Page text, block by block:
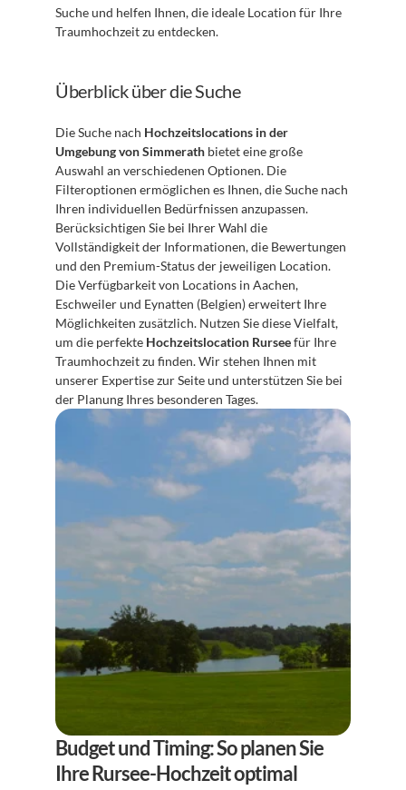
Suche und helfen Ihnen, die ideale Location für Ihre
Traumhochzeit zu entdecken.
Überblick über die Suche
Die Suche nach Hochzeitslocations in der
Umgebung von Simmerath bietet eine große
Auswahl an verschiedenen Optionen. Die
Filteroptionen ermöglichen es Ihnen, die Suche nach
Ihren individuellen Bedürfnissen anzupassen.
Berücksichtigen Sie bei Ihrer Wahl die
Vollständigkeit der Informationen, die Bewertungen
und den Premium-Status der jeweiligen Location.
Die Verfügbarkeit von Locations in Aachen,
Eschweiler und Eynatten (Belgien) erweitert Ihre
Möglichkeiten zusätzlich. Nutzen Sie diese Vielfalt,
um die perfekte Hochzeitslocation Rursee für Ihre
Traumhochzeit zu finden. Wir stehen Ihnen mit
unserer Expertise zur Seite und unterstützen Sie bei
der Planung Ihres besonderen Tages.
Budget und Timing: So planen Sie
Ihre Rursee-Hochzeit optimal